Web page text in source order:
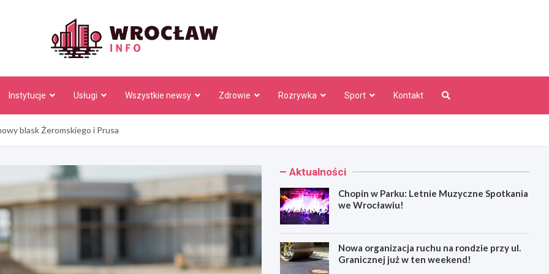
Instytucje Usługi Wszystkie newsy Zdrowie Rozrywka Sport Kontakt
blask Żeromskiego i Prusa
Aktualności
Chopin w Parku: Letnie Muzyczne Spotkania
we Wrocławiu!
Nowa organizacja ruchu na rondzie przy ul.
Granicznej już w ten weekend!